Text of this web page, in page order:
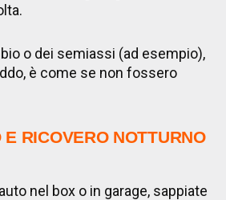
o dei semiassi (ad esempio),
è come se non fossero
RICOVERO NOTTURNO
nel box o in garage, sappiate